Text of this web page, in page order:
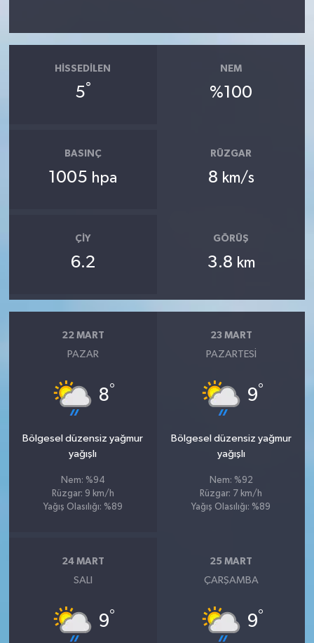
HISSEDILEN
5°
NEM
%100
BASINÇ
1005 hpa
RÜZGAR
8 km/s
ÇIY
6.2
GÖRÜŞ
3.8 km
22 MART
PAZAR
8°
Bölgesel düzensiz yağmur
yağışlı
Nem: %94
Rüzgar: 9 km/h
Yağış Olasılığı: %89
23 MART
PAZARTESI
9°
Bölgesel düzensiz yağmur
yağışlı
Nem: %92
Rüzgar: 7 km/h
Yağış Olasılığı: %89
24 MART
SALI
9°
25 MART
ÇARŞAMBA
9°